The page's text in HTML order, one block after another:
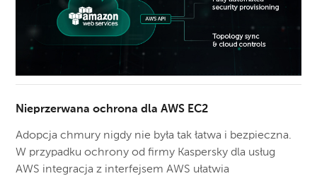
Nieprzerwana ochrona dla AWS EC2
Adopcja chmury nigdy nie była tak łatwa i bezpieczna.
W przypadku ochrony od firmy Kaspersky dla usług
AWS integracja z interfejsem AWS ułatwia